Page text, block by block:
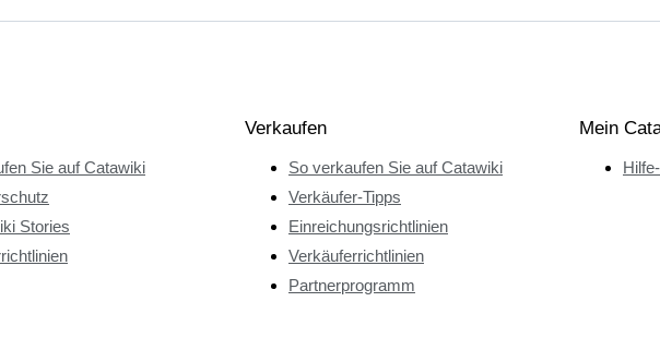
Sie auf Catawiki
Stories
Verkaufen
So verkaufen Sie auf Catawiki
Verkäufer-Tipps
Einreichungsrichtlinien
Verkäuferrichtlinien
Partnerprogramm
Mein